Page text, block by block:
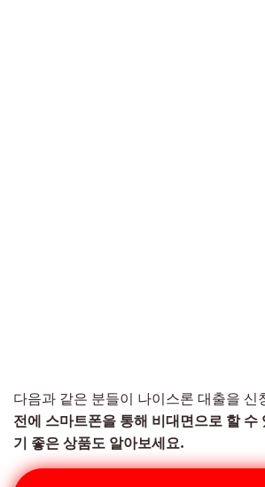
다음과 같은 분들이 나이스론 대출을 신
전에 스마트폰을 통해 비대면으로 할 수
기 좋은 상품도 알아보세요.